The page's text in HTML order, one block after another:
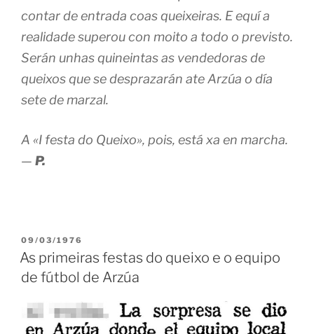
contar de entrada coas queixeiras. E equí a
realidade superou con moito a todo o previsto.
Serán unhas quineintas as vendedoras de
queixos que se desprazarán ate Arzúa o día
sete de marzal.
A «I festa do Queixo», pois, está xa en marcha.
— P.
PUBLICADO
EN
09/03/1976
As primeiras festas do queixo e o equipo
de fútbol de Arzúa